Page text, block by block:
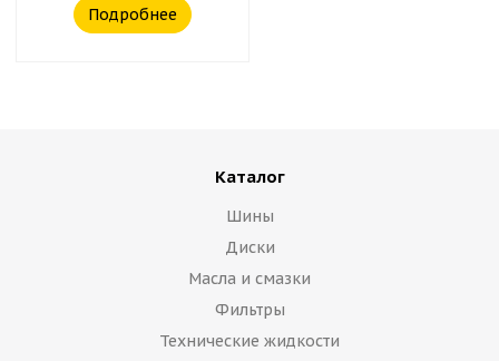
Подробнее
Каталог
Шины
Диски
Масла и смазки
Фильтры
Технические жидкости